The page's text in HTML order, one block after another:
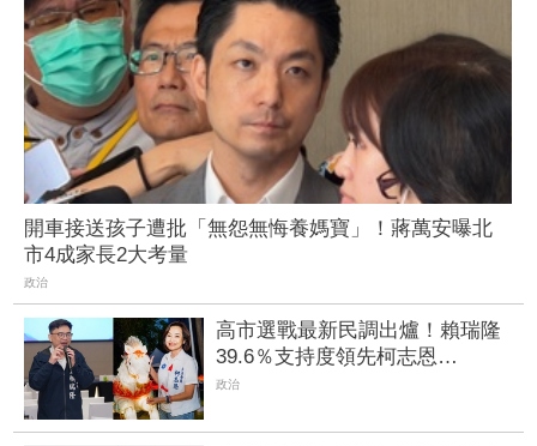
開車接送孩子遭批「無怨無悔養媽寶」！蔣萬安曝北
市4成家長2大考量
政治
高市選戰最新民調出爐！賴瑞隆
39.6％支持度領先柯志恩
31.6％ 整片綠地「僅1區」見藍
政治